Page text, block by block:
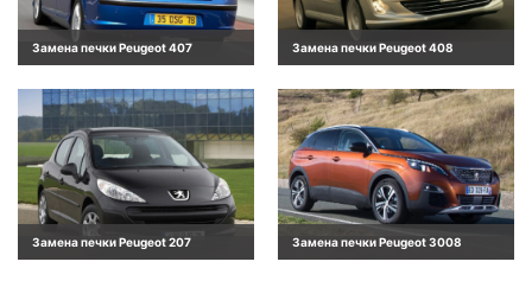
Замена печки Peugeot 407 Замена печки Peugeot 408
Замена печки Peugeot 207 Замена печки Peugeot 3008